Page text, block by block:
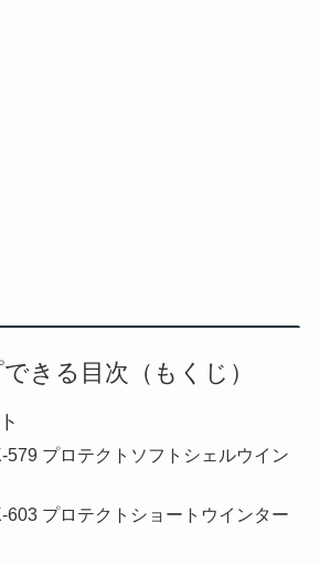
きる目次（もくじ）
579 プロテクトソフトシェルウイン
603 プロテクトショートウインター